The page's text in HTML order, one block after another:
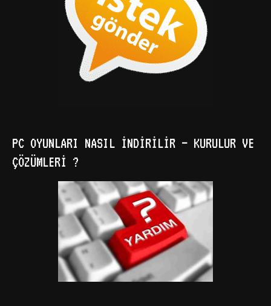
PC OYUNLARI NASIL İNDIRILIR – KURULUR VE
ÇÖZÜMLERI ?